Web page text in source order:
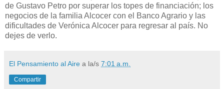
de Gustavo Petro por superar los topes de financiación; los
negocios de la familia Alcocer con el Banco Agrario y las
dificultades de Verónica Alcocer para regresar al país. No
dejes de verlo.
El Pensamiento al Aire a la/s 7:01 a.m.
Compartir